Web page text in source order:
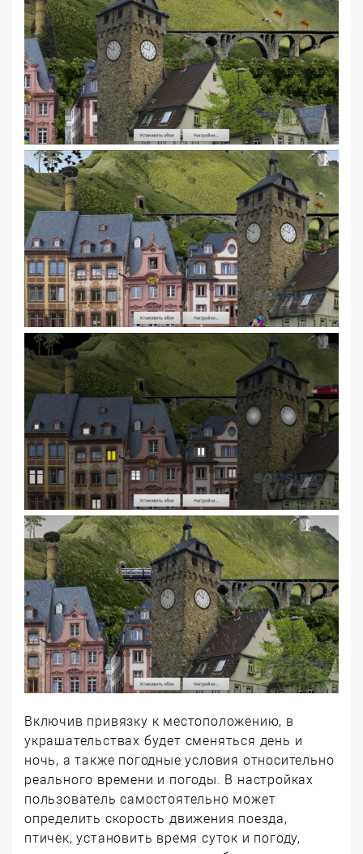
Включив привязку к местоположению, в
украшательствах будет сменяться день и
ночь, а также погодные условия относительно
реального времени и погоды. В настройках
пользователь самостоятельно может
определить скорость движения поезда,
птичек, установить время суток и погоду,